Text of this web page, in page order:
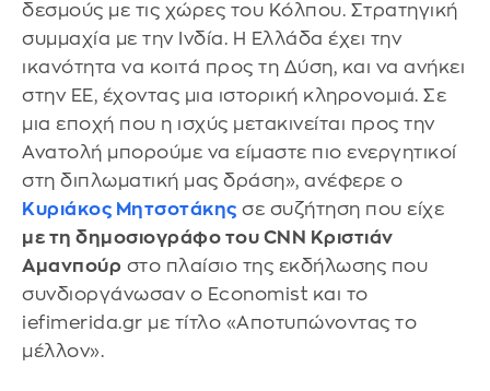
δεσμούς με τις χώρες του Κόλπου. Στρατηγική
συμμαχία με την Ινδία. Η Ελλάδα έχει την
ικανότητα να κοιτά προς τη Δύση, και να ανήκει
στην ΕΕ, έχοντας μια ιστορική κληρονομιά. Σε
μια εποχή που η ισχύς μετακινείται προς την
Ανατολή μπορούμε να είμαστε πιο ενεργητικοί
στη διπλωματική μας δράση», ανέφερε ο
Κυριάκος Μητσοτάκης σε συζήτηση που είχε
με τη δημοσιογράφο του CNN Κριστιάν
Αμανπούρ στο πλαίσιο της εκδήλωσης που
συνδιοργάνωσαν ο Economist και το
iefimerida.gr με τίτλο «Αποτυπώνοντας το
μέλλον».